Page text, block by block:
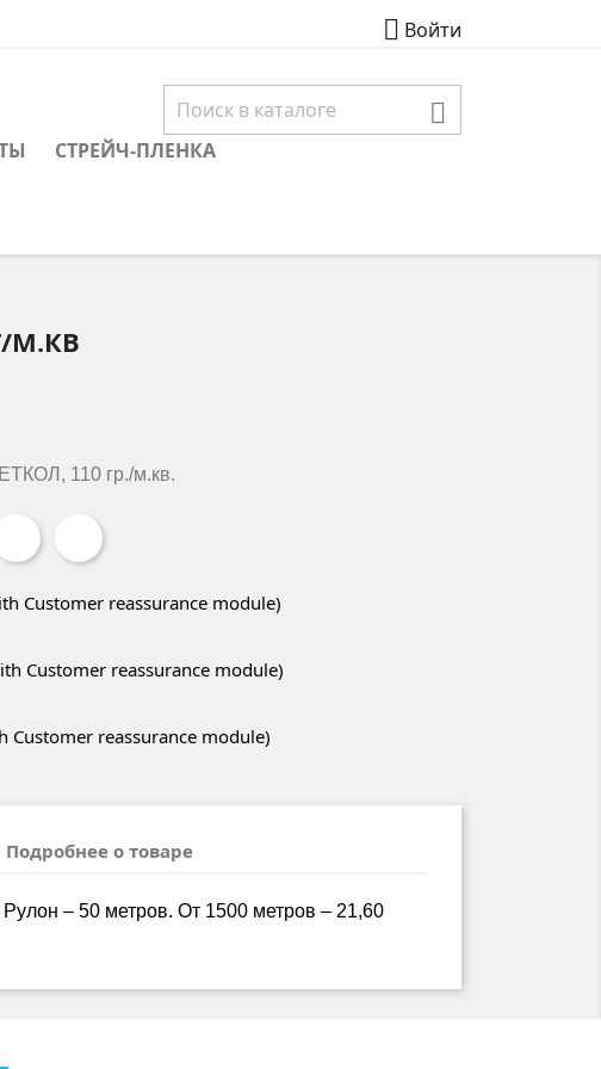
 Войти

СТРЕЙЧ-ПЛЕНКА
М.КВ
110 гр./м.кв.
Customer reassurance module)
Customer reassurance module)
Customer reassurance module)
Подробнее о товаре
– 50 метров. От 1500 метров – 21,60